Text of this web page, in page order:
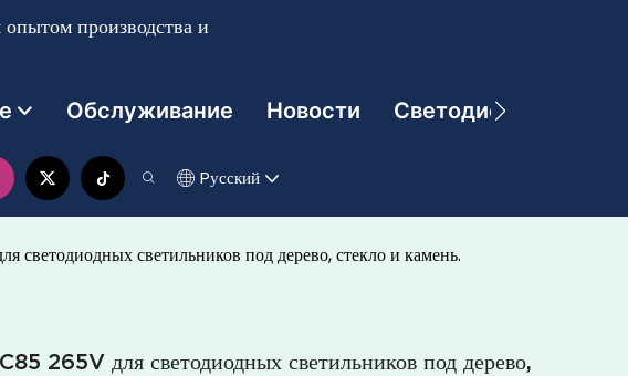
производства и
Обслуживание Новости Светодиодные
Pусский
светильников под дерево, стекло и камень.
265V для светодиодных светильников под дерево,